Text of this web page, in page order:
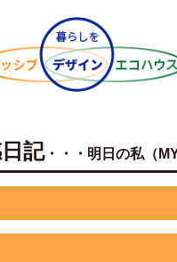
記・・・明日の私（